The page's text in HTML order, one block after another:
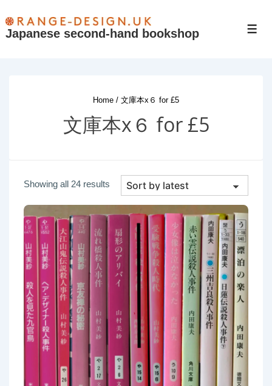
Skip
Japanese second-hand bookshop
Home / 文庫本x６ for £5
文庫本x６ for £5
Showing all 24 results Sorted
latest